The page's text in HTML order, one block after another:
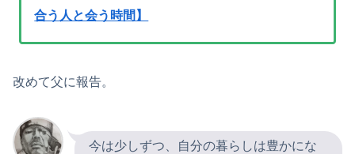
合う人と会う時間】
改めて父に報告。
今は少しずつ、自分の暮らしは豊かにな